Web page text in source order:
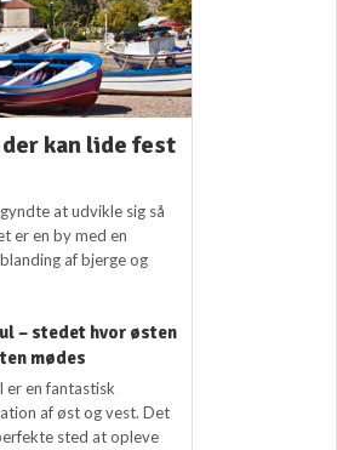
kan lide fest
at udvikle sig så
er en by med en
af bjerge og
– stedet hvor østen
mødes
er en fantastisk
af øst og vest. Det
sted at opleve